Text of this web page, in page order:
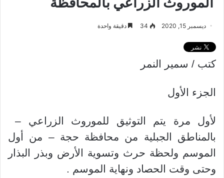
ديسمبر 15, 2020 34 دقيقة واحدة
كتب / سمير النمر
الجزء الأول
لأول مرة يتم التوثيق للموروث الزراعي –
بالمناطق الجبلية من محافظة حجة – من أول
الموسم ولحظة حرث وتسوية الأرض وبذر البذار
وحتى وقت الحصاد ونهاية الموسم .